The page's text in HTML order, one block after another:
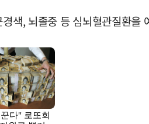
색, 뇌졸중 등 심뇌혈관질환을